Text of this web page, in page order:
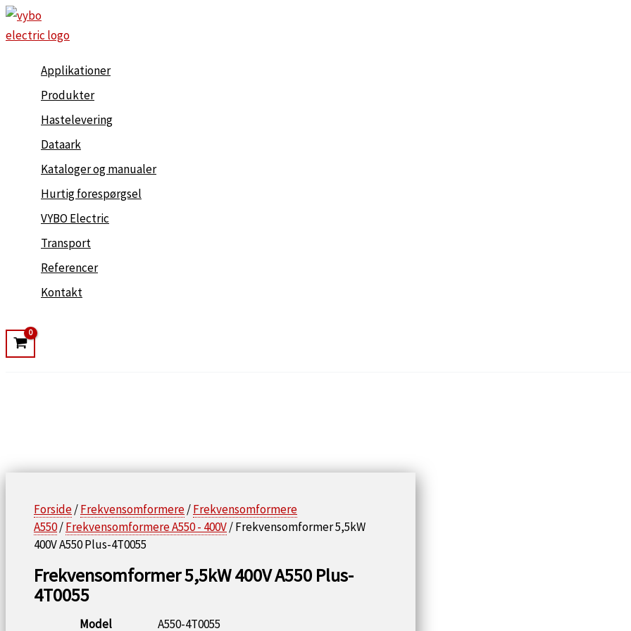
Gå
til
Applikationer
Produkter
Hastelevering
Dataark
Kataloger og manualer
Hurtig forespørgsel
VYBO Electric
Transport
Referencer
Kontakt
Forside/Frekvensomformere/Frekvensomformere
A550/Frekvensomformere A550 - 400V/ Frekvensomformer 5,5kW
400V A550 Plus-4T0055
Frekvensomformer 5,5kW 400V A550 Plus-
4T0055
Model
A550-4T0055